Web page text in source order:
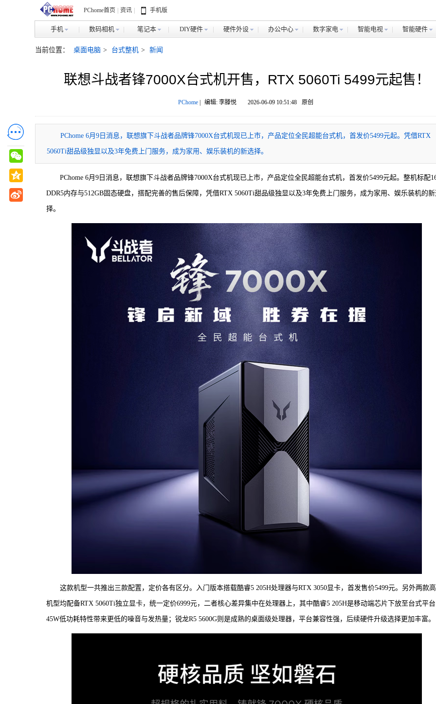
PChome首页 资讯 手机版
手机 数码相机 笔记本 DIY硬件 硬件外设 办公中心 数字家电 智能电视 智能硬件
当前位置： 桌面电脑 > 台式整机 > 新闻
联想斗战者锋7000X台式机开售，RTX 5060Ti 5499元起售！
PChome| 编辑: 李滕悦 2026-06-09 10:51:48 原创
PChome 6月9日消息，联想旗下斗战者品牌锋7000X台式机现已上市，产品定位全民超能台式机，首发价5499元起。凭借RTX
5060Ti甜品级独显以及3年免费上门服务，成为家用、娱乐装机的新选择。
PChome 6月9日消息，联想旗下斗战者品牌锋7000X台式机现已上市，产品定位全民超能台式机，首发价5499元起。整机标配
DDR5内存与512GB固态硬盘，搭配完善的售后保障，凭借RTX 5060Ti甜品级独显以及3年免费上门服务，成为家用、娱乐装机的
择。
这款机型一共推出三款配置，定价各有区分。入门版本搭载酷睿5 205H处理器与RTX 3050显卡，首发售价5499元。另外两款
机型均配备RTX 5060Ti独立显卡，统一定价6999元，二者核心差异集中在处理器上，其中酷睿5 205H是移动端芯片下放至台式平台
45W低功耗特性带来更低的噪音与发热量；锐龙R5 5600G则是成熟的桌面级处理器，平台兼容性强，后续硬件升级选择更加丰富。